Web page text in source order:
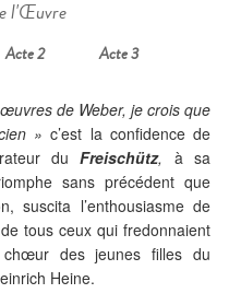
l'Œuvre
Acte 2 Acte 3
de Weber, je crois que
»c’est la confidence de
duFreischütz,
à sa
sans précédent que
suscita l’enthousiasme de
tous ceux qui fredonnaient
des jeunes filles du
Heine.